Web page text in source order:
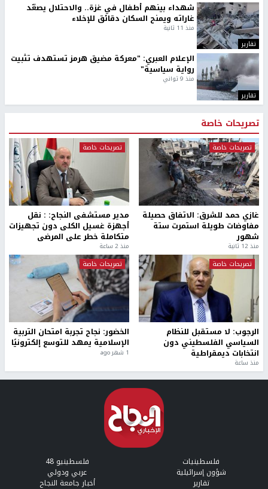
تقارير
شهداء بينهم أطفال في غزة.. والاحتلال يصعّد
غاراته ويمنح السكان دقائق للإخلاء
منذ 11 ثانية
تقارير
الإعلام العبري: "معركة مضيق هرمز تستهدف تثبيت
رواية سياسية"
منذ 9 ثواني
تصريحات خاصة
تصريحات خاصة
غازي حمد للشرق: الاتفاق حصيلة
مفاوضات طويلة استمرت ستة
شهور
منذ 12 ثانية
تصريحات خاصة
مدير مستشفى النجاح: : نقل
أجهزة غسيل الكلى دون تجهيزات
متكاملة خطر على المرضى
منذ 2 ساعة
تصريحات خاصة
الرجوب: لا مستقبل للنظام
السياسي الفلسطيني دون
انتخابات ديمقراطية
منذ ساعة
تصريحات خاصة
الخضور: نجاح تجربة امتحان التربية
الإسلامية يمهد للتوسع إلكترونيًا
1 شهر ago
فلسطينيات فلسطينيو 48
شؤون إسرائيلية عربي ودولي
تقارير أخبار جامعة النجاح